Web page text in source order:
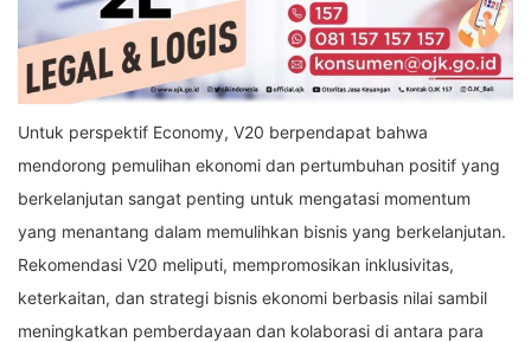
Untuk perspektif Economy, V20 berpendapat bahwa
mendorong pemulihan ekonomi dan pertumbuhan positif yang
berkelanjutan sangat penting untuk mengatasi momentum
yang menantang dalam memulihkan bisnis yang berkelanjutan.
Rekomendasi V20 meliputi, mempromosikan inklusivitas,
keterkaitan, dan strategi bisnis ekonomi berbasis nilai sambil
meningkatkan pemberdayaan dan kolaborasi di antara para